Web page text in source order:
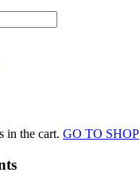
in the cart. GO TO SHOP